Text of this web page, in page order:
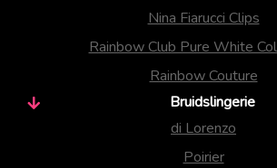
Nina Fiarucci Clips
Rainbow Club Pure White
Rainbow Couture
Bruidslingerie
di Lorenzo
Poirier